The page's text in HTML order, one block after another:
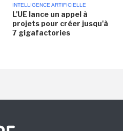
INTELLIGENCE ARTIFICIELLE
L'UE lance un appel à
projets pour créer jusqu'à
7 gigafactories